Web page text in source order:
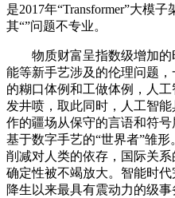
是2017年“Transformer”大模
其“”问题不专业。
物质财富呈指数级增加的
能等新手艺涉及的伦理问题
的糊口体例和工做体例，人
发井喷，取此同时，人工智
作的疆场从保守的言语和符
基于数字手艺的“世界者”雏
削减对人类的依存，国际关
确定性被不竭放大。智能时
降生以来最具有震动力的级